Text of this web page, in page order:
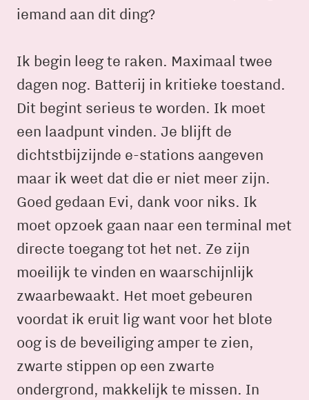
iemand aan dit ding?
Ik begin leeg te raken. Maximaal twee
dagen nog. Batterij in kritieke toestand.
Dit begint serieus te worden. Ik moet
een laadpunt vinden. Je blijft de
dichtstbijzijnde e-stations aangeven
maar ik weet dat die er niet meer zijn.
Goed gedaan Evi, dank voor niks. Ik
moet opzoek gaan naar een terminal met
directe toegang tot het net. Ze zijn
moeilijk te vinden en waarschijnlijk
zwaarbewaakt. Het moet gebeuren
voordat ik eruit lig want voor het blote
oog is de beveiliging amper te zien,
zwarte stippen op een zwarte
ondergrond, makkelijk te missen. In